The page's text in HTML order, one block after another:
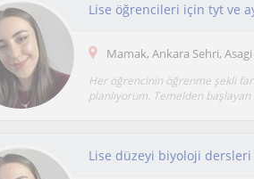
Lise öğrencileri için tyt ve
Mamak, Ankara Sehri, Asagi
Her öğrencinin öğrenme şekli
planlıyorum. Temelden
Lise düzeyi biyoloji